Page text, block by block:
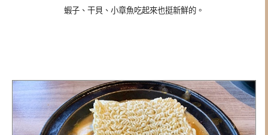
蝦子、干貝、小章魚吃起來也挺新鮮的。